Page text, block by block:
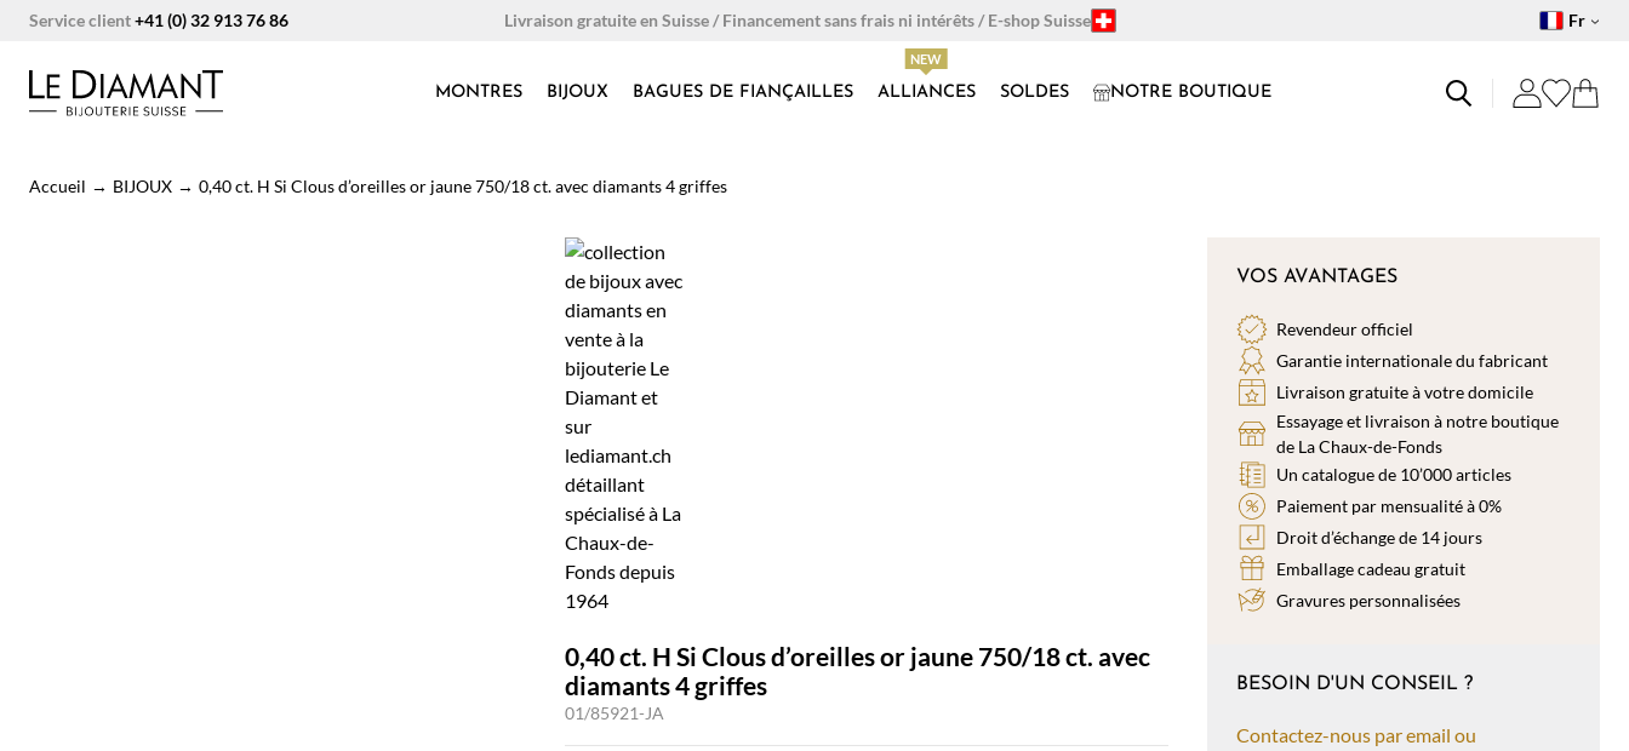
Aller
contenu
Service client+41 (0) 32 913 76 86 Livraison gratuite en Suisse / Financement sans frais ni intérêts / E-shop Suisse Fr
MONTRES BIJOUX BAGUES DE FIANÇAILLES ALLIANCES SOLDES NOTRE BOUTIQUE
Accueil → BIJOUX → 0,40 ct. H Si Clous d’oreilles or jaune 750/18 ct. avec diamants 4 griffes
0,40 ct. H Si Clous d’oreilles or jaune 750/18 ct. avec
diamants 4 griffes
01/85921-JA
VOS AVANTAGES
Revendeur officiel
Garantie internationale du fabricant
Livraison gratuite à votre domicile
Essayage et livraison à notre boutique
de La Chaux-de-Fonds
Un catalogue de 10’000 articles
Paiement par mensualité à 0%
Droit d’échange de 14 jours
Emballage cadeau gratuit
Gravures personnalisées
BESOIN D'UN CONSEIL ?
Contactez-nous par email ou